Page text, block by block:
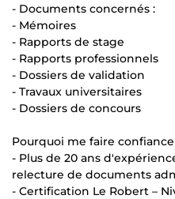
- Documents concernés :
- Mémoires
- Rapports de stage
- Rapports professionnels
- Dossiers de validation
- Travaux universitaires
- Dossiers de concours
Pourquoi me faire confiance
- Plus de 20 ans
relecture de documents
- Certification Le Robert –